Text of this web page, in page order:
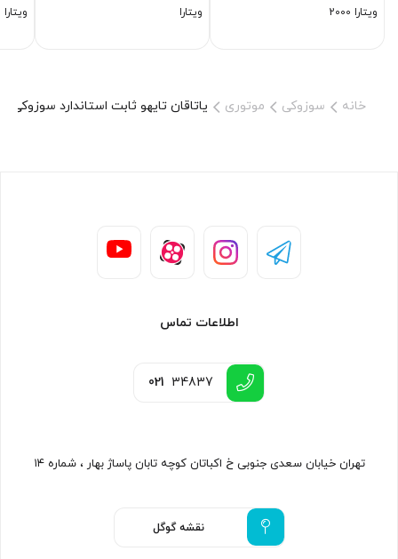
ویتارا 2000
ویتارا
ویتارا
خانه سوزوکی موتوری یاتاقان تایهو ثابت استاندارد سوزوکی
اطلاعات تماس
021 34837
تهران خیابان سعدی جنوبی خ اکباتان کوچه تابان پاساژ بهار ، شماره ۱۴
نقشه گوگل